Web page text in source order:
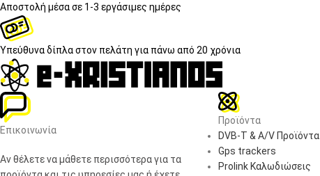
Αποστολή μέσα σε 1-3 εργάσιμες ημέρες
Υπεύθυνα δίπλα στον πελάτη για πάνω από 20 χρόνια
Επικοινωνία
Αν θέλετε να μάθετε περισσότερα για τα
Προϊόντα
DVB-T & A/V Προϊόντα
Gps trackers
Prolink Καλωδιώσεις